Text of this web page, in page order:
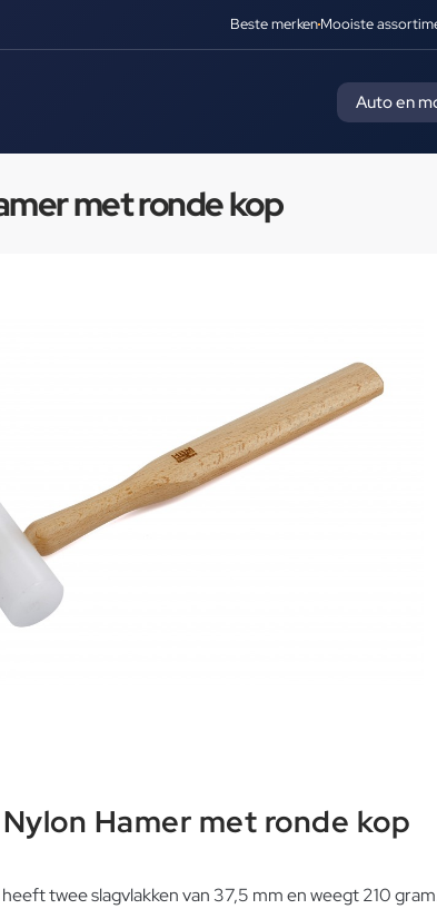
Beste merkenMooiste
Auto en
met ronde kop
Hamer met ronde kop
twee slagvlakken van 37,5 mm en weegt 210